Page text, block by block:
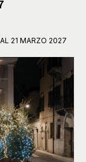
21 MARZO 2027